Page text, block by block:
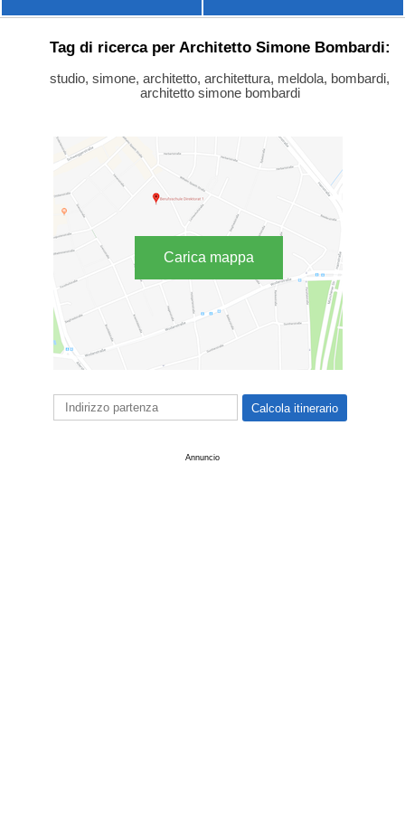
Tag di ricerca per Architetto Simone Bombardi:
studio, simone, architetto, architettura, meldola, bombardi,
architetto simone bombardi
Carica mappa
Annuncio